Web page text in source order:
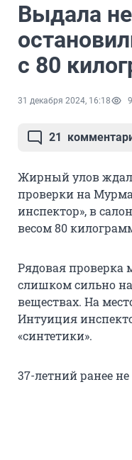
Выдала
с 80
31 декабря 2024, 16:18
21
Жирный улов ждал
проверки на
инспектор», в
весом 80
Рядовая проверка
слишком сильно
веществах. На
Интуиция
«синтетики».
37-летний ранее